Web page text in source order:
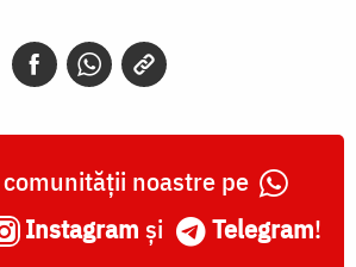
noastre pe
Instagram și Telegram!